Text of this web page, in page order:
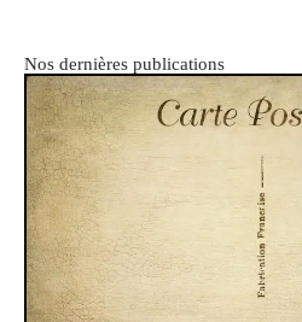
Nos dernières publications